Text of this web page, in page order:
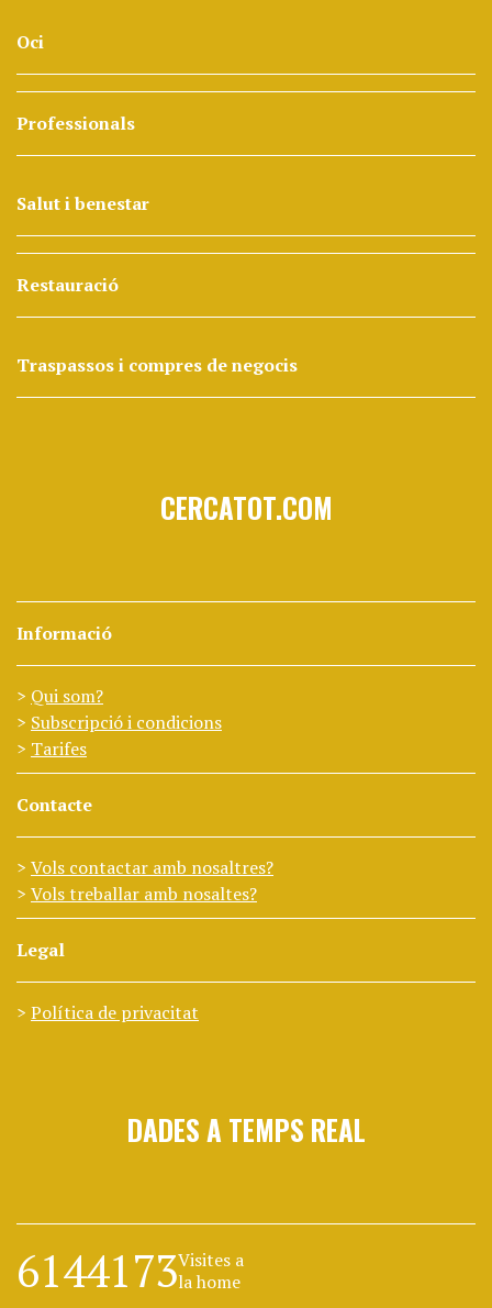
Oci
Professionals
Salut i benestar
Restauració
Traspassos i compres de negocis
CERCATOT.COM
Informació
Qui som?
Subscripció i condicions
Tarifes
Contacte
Vols contactar amb nosaltres?
Vols treballar amb nosaltes?
Legal
Política de privacitat
DADES A TEMPS REAL
6144173Visites a
la home